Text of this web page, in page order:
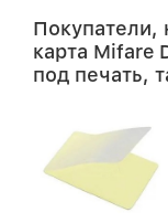
Покупатели,
карта Mifare
под печать,